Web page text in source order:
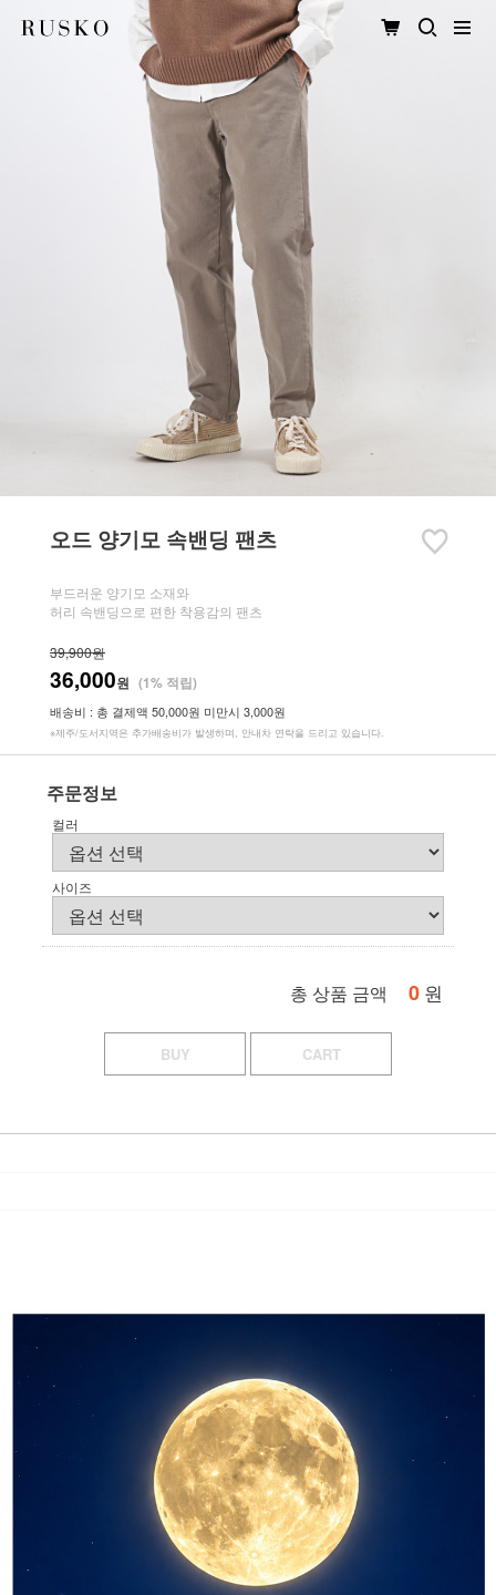
오드 양기모 속밴딩 팬츠
부드러운 양기모 소재와
허리 속밴딩으로 편한 착용감의 팬츠
39,900원
36,000원 (1% 적립)
배송비 : 총 결제액 50,000원 미만시 3,000원
※제주/도서지역은 추가배송비가 발생하며, 안내차 연락을 드리고 있습니다.
주문정보
컬러
사이즈
총 상품 금액 0 원
BUY CART